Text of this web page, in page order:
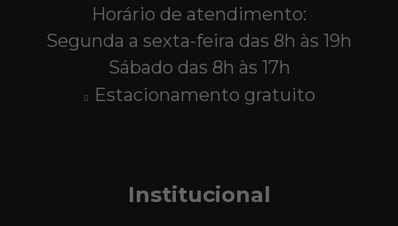
Horário de atendimento:
Segunda a sexta-feira das 8h às 19h
Sábado das 8h às 17h
Estacionamento gratuito
Institucional